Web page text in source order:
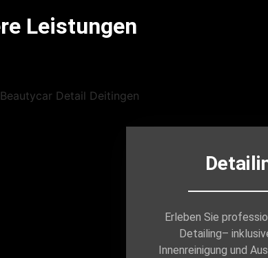
Leistungen
Erleben Sie
Detailing–
Innenreinigung und